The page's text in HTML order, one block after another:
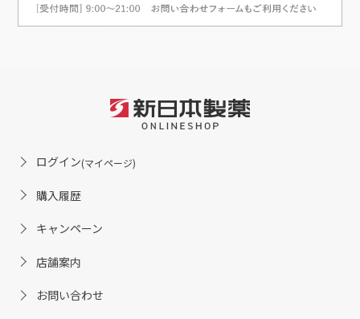
ログイン(マイページ)
購入履歴
キャンペーン
店舗案内
お問い合わせ